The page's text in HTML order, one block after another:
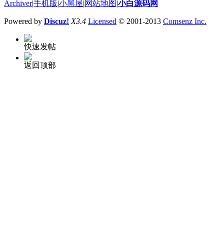
Archiver|手机版 小黑屋 网站地图 小白源码网
Powered by Discuz! X3.4 Licensed © 2001-2013 Comsenz Inc.
快速发帖
返回顶部